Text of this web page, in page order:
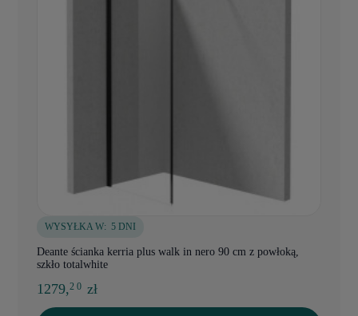
WYSYŁKA W: 5 DNI
Deante ścianka kerria plus walk in nero 90 cm z powłoką,
szkło totalwhite
1279,2 0 zł